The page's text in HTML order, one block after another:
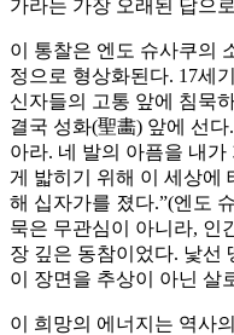
가라는 가장 오래된 답으
이 통찰은 엔도 슈사쿠의
정으로 형상화된다. 17세
신자들의 고통 앞에 침묵
결국 성화(聖畵) 앞에 선
아라. 네 발의 아픔을 내가
게 밟히기 위해 이 세상에
해 십자가를 졌다.”(엔도
묵은 무관심이 아니라, 인
장 깊은 동참이었다. 낯선
이 장면을 추상이 아닌 살
이 희망의 에너지는 역사